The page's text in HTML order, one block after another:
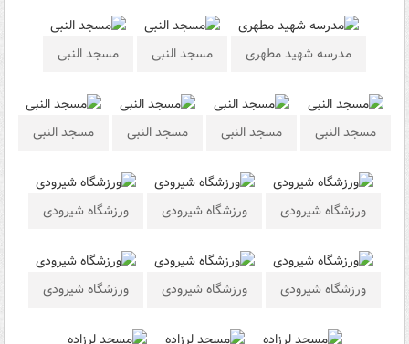
مدرسه شهید مطهری مسجد النبی مسجد النبی
مسجد النبی مسجد النبی مسجد النبی مسجد النبی
ورزشگاه شیرودی ورزشگاه شیرودی ورزشگاه شیرودی
ورزشگاه شیرودی ورزشگاه شیرودی ورزشگاه شیرودی